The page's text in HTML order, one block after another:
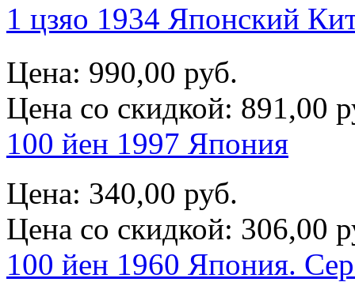
1 цзяо 1934 Японский
Цена: 990,00 руб.
Цена со скидкой: 891,00
100 йен 1997 Япония
Цена: 340,00 руб.
Цена со скидкой: 306,00
100 йен 1960 Япония.